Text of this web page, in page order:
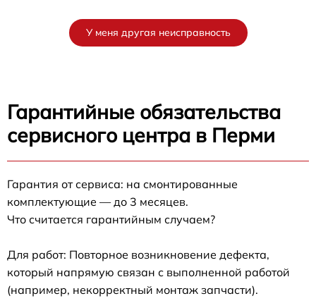
У меня другая неисправность
Гарантийные обязательства
сервисного центра в Перми
Гарантия от сервиса: на смонтированные
комплектующие — до 3 месяцев.
Что считается гарантийным случаем?
Для работ: Повторное возникновение дефекта,
который напрямую связан с выполненной работой
(например, некорректный монтаж запчасти).